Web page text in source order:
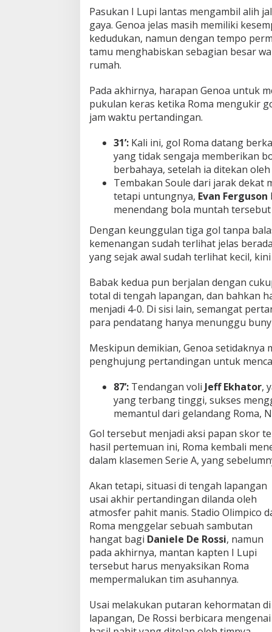
Pasukan I Lupi lantas mengambil alih
gaya. Genoa jelas masih memiliki
kedudukan, namun dengan tempo
tamu menghabiskan sebagian besar
rumah.
Pada akhirnya, harapan Genoa untuk
pukulan keras ketika Roma mengukir
jam waktu pertandingan.
31’: Kali ini, gol Roma datang
yang tidak sengaja memberikan
berbahaya, setelah ia ditekan
Tembakan Soule dari jarak dekat
tetapi untungnya, Evan Ferguson
menendang bola muntah tersebut
Dengan keunggulan tiga gol tanpa
kemenangan sudah terlihat jelas
yang sejak awal sudah terlihat kecil,
Babak kedua pun berjalan dengan
total di tengah lapangan, dan bahkan
menjadi 4-0. Di sisi lain, semangat
para pendatang hanya menunggu
Meskipun demikian, Genoa setidaknya
penghujung pertandingan untuk
87’: Tendangan voli Jeff Ekhator,
yang terbang tinggi, sukses
memantul dari gelandang Roma,
Gol tersebut menjadi aksi papan skor
hasil pertemuan ini, Roma kembali
dalam klasemen Serie A, yang
Akan tetapi, situasi di tengah lapangan
usai akhir pertandingan dilanda oleh
atmosfer pahit manis. Stadio Olimpico
Roma menggelar sebuah sambutan
hangat bagi Daniele De Rossi, namun
pada akhirnya, mantan kapten I Lupi
tersebut harus menyaksikan Roma
mempermalukan tim asuhannya.
Usai melakukan putaran kehormatan di
lapangan, De Rossi berbicara mengenai